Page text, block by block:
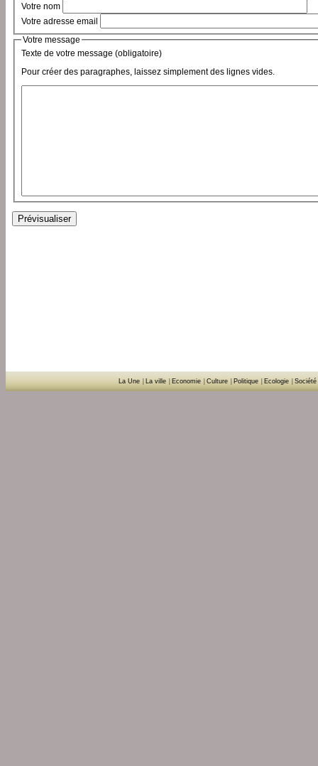
Votre nom
Votre adresse email
Votre message
Texte de votre message (obligatoire)
Pour créer des paragraphes, laissez simplement des lignes vides.
La Une La ville Economie Culture Politique Ecologie Société